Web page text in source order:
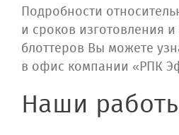
Подробности
и сроков изготовления и
блоттеров Вы можете
в офис компании «РПК
Наши